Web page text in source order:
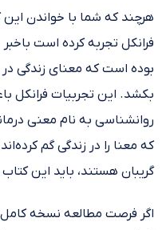
هرچند که شما با خواندن
فرانکل تجربه کرده است
بوده است که معنای زندگی
بکشد. این تجربیات فرانکل
روانشناسی به نام معنی
که معنا را در زندگی گم
گریبان هستند، باید این کتاب
اگر فرصت مطالعه نسخه کامل